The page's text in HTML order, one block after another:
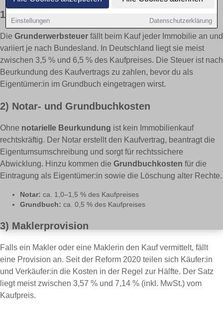
Einstellungen Datenschutzerklärung
1) Grunderwerbsteuer
Die Grunderwerbsteuer fällt beim Kauf jeder Immobilie an und
variiert je nach Bundesland. In Deutschland liegt sie meist
zwischen 3,5 % und 6,5 % des Kaufpreises. Die Steuer ist nach
Beurkundung des Kaufvertrags zu zahlen, bevor du als
Eigentümer:in im Grundbuch eingetragen wirst.
2) Notar- und Grundbuchkosten
Ohne notarielle Beurkundung ist kein Immobilienkauf
rechtskräftig. Der Notar erstellt den Kaufvertrag, beantragt die
Eigentumsumschreibung und sorgt für rechtssichere
Abwicklung. Hinzu kommen die Grundbuchkosten für die
Eintragung als Eigentümer:in sowie die Löschung alter Rechte.
Notar: ca. 1,0–1,5 % des Kaufpreises
Grundbuch: ca. 0,5 % des Kaufpreises
3) Maklerprovision
Falls ein Makler oder eine Maklerin den Kauf vermittelt, fällt
eine Provision an. Seit der Reform 2020 teilen sich Käufer:in
und Verkäufer:in die Kosten in der Regel zur Hälfte. Der Satz
liegt meist zwischen 3,57 % und 7,14 % (inkl. MwSt.) vom
Kaufpreis.